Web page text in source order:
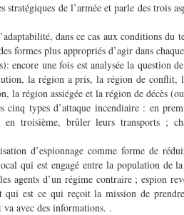
de l’armée et parle des trois
dans ce cas aux conditions du
formes plus appropriés d’agir dans
encore une fois est analysée la question
la région a pris, la région de
la région assiégée et la région de décès
types d’attaque incendiaire : en
en troisième, brûler leurs transports ;
d’espionnage comme forme de
qui est engagé entre la population de
agents d’un régime contraire ; espion
qui est ce qui reçoit la mission de
avec des informations. .